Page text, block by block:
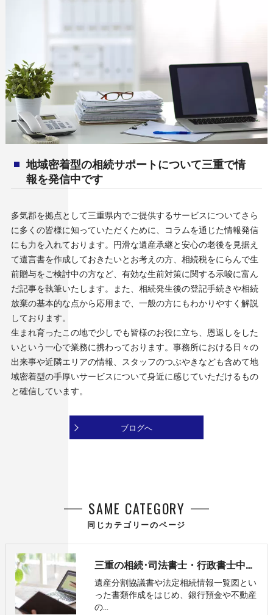
地域密着型の相続サポートについて三重で情
報を発信中です
多気郡を拠点として三重県内でご提供するサービスについてさら
に多くの皆様に知っていただくために、コラムを通じた情報発信
にも力を入れております。円滑な遺産承継と安心の老後を見据え
て遺言書を作成しておきたいとお考えの方、相続税をにらんで生
前贈与をご検討中の方など、有効な生前対策に関する示唆に富ん
だ記事を執筆いたします。また、相続発生後の登記手続きや相続
放棄の基本的な点から応用まで、一般の方にもわかりやすく解説
しております。
生まれ育ったこの地で少しでも皆様のお役に立ち、恩返しをした
いという一心で業務に携わっております。事務所における日々の
出来事や近隣エリアの情報、スタッフのつぶやきなども含めて地
域密着型の手厚いサービスについて身近に感じていただけるもの
と確信しています。
ブログへ
同じカテゴリーのページ
SAME CATEGORY
三重の相続･司法書士・行政書士中村事務所の口コミ情報
遺産分割協議書や法定相続情報一覧図とい
った書類作成をはじめ、銀行預金や不動産
の…